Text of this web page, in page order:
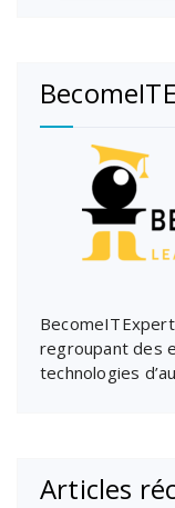
regroupant des
technologies
Articles